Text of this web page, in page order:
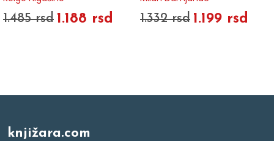
1.485 rsd 1.188 rsd 1.332 rsd 1.199 rsd
knjižara.com